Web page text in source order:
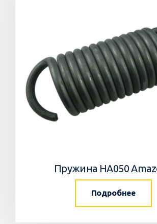
Пружина HA050
Подробнее